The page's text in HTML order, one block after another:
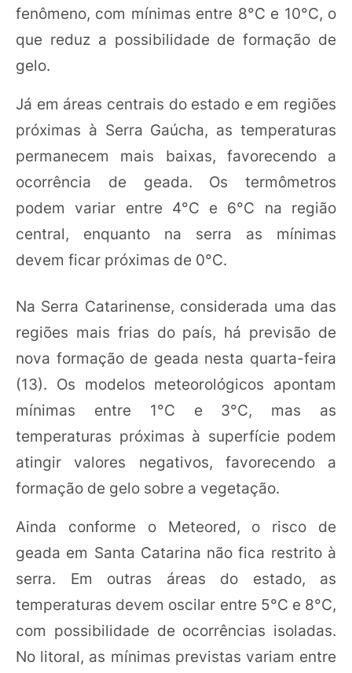
fenômeno, com mínimas entre 8°C e 10°C, o
que reduz a possibilidade de formação de
gelo.
Já em áreas centrais do estado e em regiões
próximas à Serra Gaúcha, as temperaturas
permanecem mais baixas, favorecendo a
ocorrência de geada. Os termômetros
podem variar entre 4°C e 6°C na região
central, enquanto na serra as mínimas
devem ficar próximas de 0°C.
Na Serra Catarinense, considerada uma das
regiões mais frias do país, há previsão de
nova formação de geada nesta quarta-feira
(13). Os modelos meteorológicos apontam
mínimas entre 1°C e 3°C, mas as
temperaturas próximas à superfície podem
atingir valores negativos, favorecendo a
formação de gelo sobre a vegetação.
Ainda conforme o Meteored, o risco de
geada em Santa Catarina não fica restrito à
serra. Em outras áreas do estado, as
temperaturas devem oscilar entre 5°C e 8°C,
com possibilidade de ocorrências isoladas.
No litoral, as mínimas previstas variam entre